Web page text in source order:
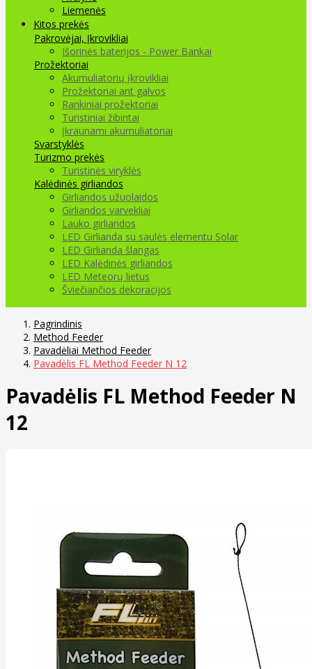
Liemenės
Kitos prekės
Pakrovėjai, Įkrovikliai
Išorinės baterijos - Power Bankai
Prožektoriai
Akumuliatorių įkrovikliai
Prožektoriai ant galvos
Rankiniai prožektoriai
Turistiniai žibintai
Įkraunami akumuliatoriai
Svarstyklės
Turizmo prekės
Turistinės viryklės
Kalėdinės girliandos
Girliandos užuolaidos
Girliandos varvekliai
Lauko girliandos
LED Girlianda su saulės elementu Solar
LED Girlianda šlangas
LED Kalėdinės girliandos
LED Meteorų lietus
Šviečiančios dekoracijos
Pagrindinis
Method Feeder
Pavadėliai Method Feeder
Pavadėlis FL Method Feeder N 12
Pavadėlis FL Method Feeder N
12